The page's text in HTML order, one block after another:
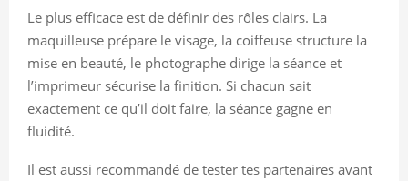
Le plus efficace est de définir des rôles clairs. La
maquilleuse prépare le visage, la coiffeuse structure la
mise en beauté, le photographe dirige la séance et
l’imprimeur sécurise la finition. Si chacun sait
exactement ce qu’il doit faire, la séance gagne en
fluidité.
Il est aussi recommandé de tester tes partenaires avant